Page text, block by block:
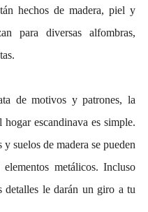
hechos de madera, piel y
para diversas alfombras,
de motivos y patrones, la
hogar escandinava es simple.
y suelos de madera se pueden
metálicos. Incluso
detalles le darán un giro a tu